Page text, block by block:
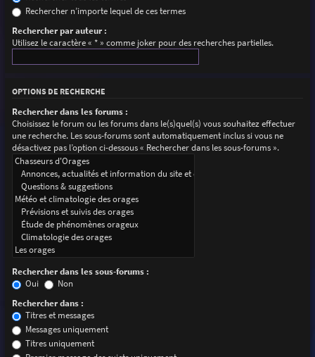
Rechercher n’importe lequel de ces termes
Rechercher par auteur :
Utilisez le caractère « * » comme joker pour des recherches partielles.
OPTIONS DE RECHERCHE
Rechercher dans les forums :
Choisissez le forum ou les forums dans le(s)quel(s) vous souhaitez effectuer
une recherche. Les sous-forums sont automatiquement inclus si vous ne
désactivez pas l’option ci-dessous « Rechercher dans les sous-forums ».
Rechercher dans les sous-forums :
Oui
Non
Rechercher dans :
Titres et messages
Messages uniquement
Titres uniquement